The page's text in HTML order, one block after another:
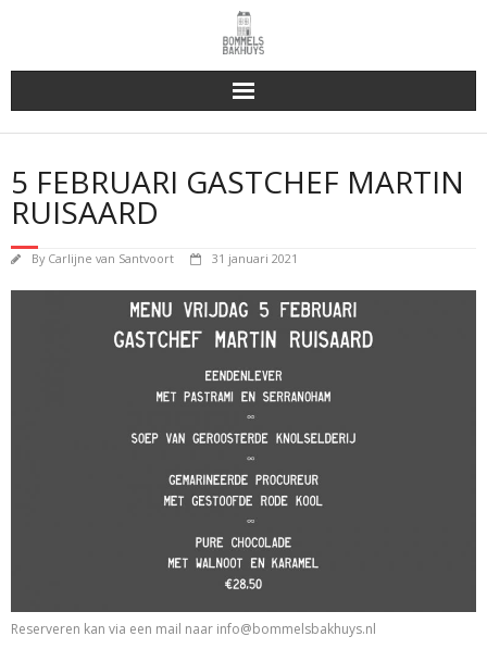
Bakhuys Buiten, verleden heden toekomst
Reserveren & Bestellen
5 FEBRUARI GASTCHEF MARTIN
RUISAARD
By Carlijne van Santvoort 31 januari 2021
Reserveren kan via een mail naar info@bommelsbakhuys.nl